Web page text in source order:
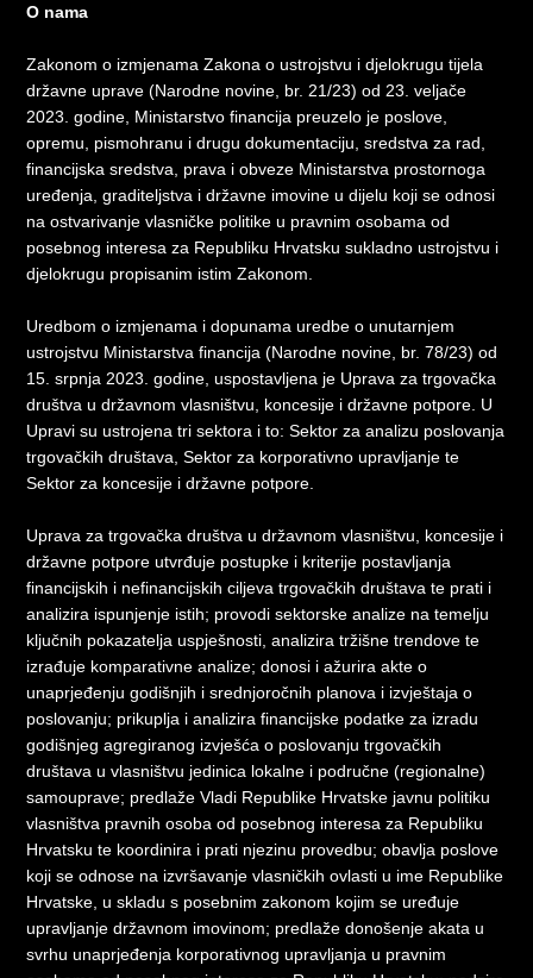
O nama
Zakonom o izmjenama Zakona o ustrojstvu i djelokrugu tijela
državne uprave (Narodne novine, br. 21/23) od 23. veljače
2023. godine, Ministarstvo financija preuzelo je poslove,
opremu, pismohranu i drugu dokumentaciju, sredstva za rad,
financijska sredstva, prava i obveze Ministarstva prostornoga
uređenja, graditeljstva i državne imovine u dijelu koji se odnosi
na ostvarivanje vlasničke politike u pravnim osobama od
posebnog interesa za Republiku Hrvatsku sukladno ustrojstvu i
djelokrugu propisanim istim Zakonom.
Uredbom o izmjenama i dopunama uredbe o unutarnjem
ustrojstvu Ministarstva financija (Narodne novine, br. 78/23) od
15. srpnja 2023. godine, uspostavljena je Uprava za trgovačka
društva u državnom vlasništvu, koncesije i državne potpore. U
Upravi su ustrojena tri sektora i to: Sektor za analizu poslovanja
trgovačkih društava, Sektor za korporativno upravljanje te
Sektor za koncesije i državne potpore.
Uprava za trgovačka društva u državnom vlasništvu, koncesije i
državne potpore utvrđuje postupke i kriterije postavljanja
financijskih i nefinancijskih ciljeva trgovačkih društava te prati i
analizira ispunjenje istih; provodi sektorske analize na temelju
ključnih pokazatelja uspješnosti, analizira tržišne trendove te
izrađuje komparativne analize; donosi i ažurira akte o
unaprjeđenju godišnjih i srednjoročnih planova i izvještaja o
poslovanju; prikuplja i analizira financijske podatke za izradu
godišnjeg agregiranog izvješća o poslovanju trgovačkih
društava u vlasništvu jedinica lokalne i područne (regionalne)
samouprave; predlaže Vladi Republike Hrvatske javnu politiku
vlasništva pravnih osoba od posebnog interesa za Republiku
Hrvatsku te koordinira i prati njezinu provedbu; obavlja poslove
koji se odnose na izvršavanje vlasničkih ovlasti u ime Republike
Hrvatske, u skladu s posebnim zakonom kojim se uređuje
upravljanje državnom imovinom; predlaže donošenje akata u
svrhu unaprjeđenja korporativnog upravljanja u pravnim